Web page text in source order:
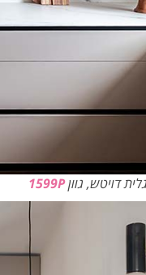
דויטש, גוון1599P